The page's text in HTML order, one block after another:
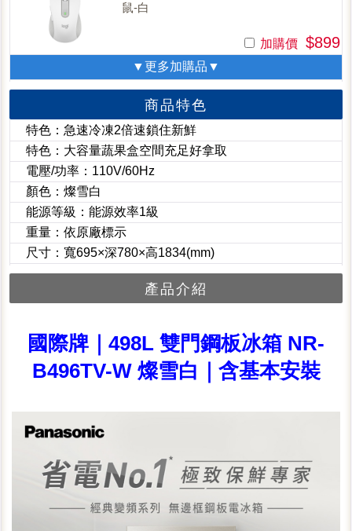
鼠-白
加購價 $899
▼更多加購品▼
商品特色
特色：急速冷凍2倍速鎖住新鮮
特色：大容量蔬果盒空間充足好拿取
電壓/功率：110V/60Hz
顏色：燦雪白
能源等級：能源效率1級
重量：依原廠標示
尺寸：寬695×深780×高1834(mm)
產品介紹
國際牌｜498L 雙門鋼板冰箱 NR-
B496TV-W 燦雪白｜含基本安裝